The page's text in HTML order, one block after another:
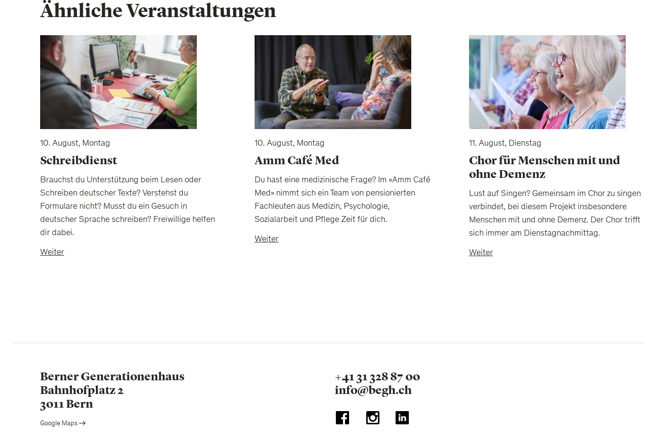
Ähnliche Veranstaltungen
10. August, Montag
Schreibdienst
Brauchst du Unterstützung beim Lesen oder
Schreiben deutscher Texte? Verstehst du
Formulare nicht? Musst du ein Gesuch in
deutscher Sprache schreiben? Freiwillige helfen
dir dabei.
Weiter
10. August, Montag
Amm Café Med
Du hast eine medizinische Frage? Im «Amm Café
Med» nimmt sich ein Team von pensionierten
Fachleuten aus Medizin, Psychologie,
Sozialarbeit und Pflege Zeit für dich.
Weiter
11. August, Dienstag
Chor für Menschen mit und
ohne Demenz
Lust auf Singen? Gemeinsam im Chor zu singen
verbindet, bei diesem Projekt insbesondere
Menschen mit und ohne Demenz. Der Chor trifft
sich immer am Dienstagnachmittag.
Weiter
Berner Generationenhaus
Bahnhofplatz 2
3011 Bern
Google Maps
+41 31 328 87 00
info@begh.ch